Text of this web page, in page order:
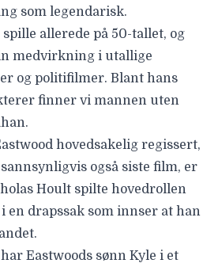
som legendarisk.
spille allerede på 50-tallet, og
medvirkning i utallige
og politifilmer. Blant hans
finner vi mannen uten
hovedsakelig regissert,
også siste film, er
Hoult spilte hovedrollen
en drapssak som innser at han
Eastwoods sønn Kyle i et